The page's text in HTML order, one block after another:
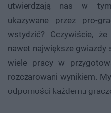
utwierdzają nas w
ukazywane przez pro-
wstydzić? Oczywiście,
nawet największe gwiazdy
wiele pracy w
rozczarowani wynikiem.
odporności każdemu